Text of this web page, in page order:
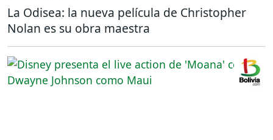
La Odisea: la nueva película de Christopher
Nolan es su obra maestra